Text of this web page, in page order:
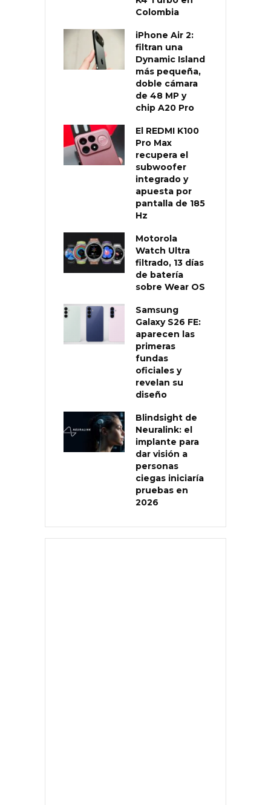
Colombia
iPhone Air 2:
filtran una
Dynamic Island
más pequeña,
doble cámara
de 48 MP y
chip A20 Pro
El REDMI K100
Pro Max
recupera el
subwoofer
integrado y
apuesta por
pantalla de 185
Hz
Motorola
Watch Ultra
filtrado, 13 días
de batería
sobre Wear OS
Samsung
Galaxy S26 FE:
aparecen las
primeras
fundas
oficiales y
revelan su
diseño
Blindsight de
Neuralink: el
implante para
dar visión a
personas
ciegas iniciaría
pruebas en
2026